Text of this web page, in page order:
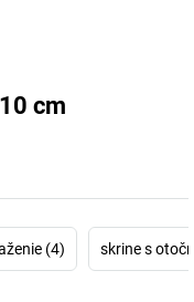
cm
(4) skrine s